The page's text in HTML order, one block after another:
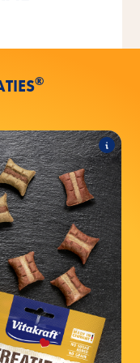
własnym piecu.
®
TREATIES
®
produkty:
TREATIES
®
TREATIES
®
TREATIES
®
i
czarnym bzem